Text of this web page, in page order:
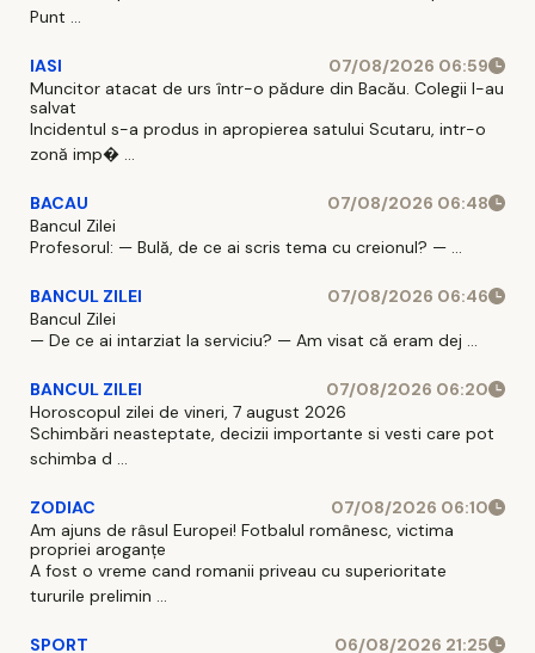
Punt ...
IASI
07/08/2026 06:59
Muncitor atacat de urs într-o pădure din Bacău. Colegii l-au
salvat
Incidentul s-a produs in apropierea satului Scutaru, intr-o
zonă imp� ...
BACAU
07/08/2026 06:48
Bancul Zilei
Profesorul: — Bulă, de ce ai scris tema cu creionul? — ...
BANCUL ZILEI
07/08/2026 06:46
Bancul Zilei
— De ce ai intarziat la serviciu? — Am visat că eram dej ...
BANCUL ZILEI
07/08/2026 06:20
Horoscopul zilei de vineri, 7 august 2026
Schimbări neasteptate, decizii importante si vesti care pot
schimba d ...
ZODIAC
07/08/2026 06:10
Am ajuns de râsul Europei! Fotbalul românesc, victima
propriei aroganțe
A fost o vreme cand romanii priveau cu superioritate
tururile prelimin ...
SPORT 06/08/2026 21:25